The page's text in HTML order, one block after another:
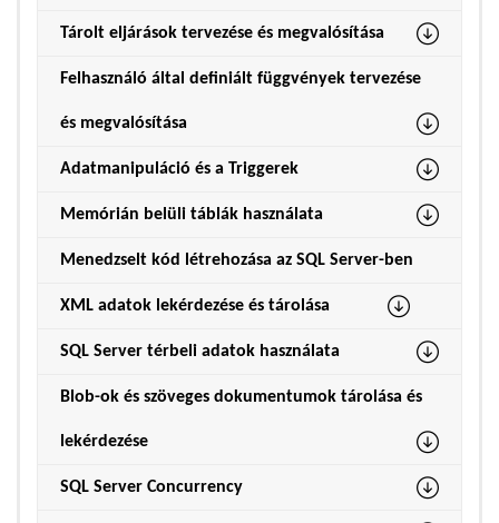
Tárolt eljárások tervezése és megvalósítása
Felhasználó által definiált függvények tervezése
és megvalósítása
Adatmanipuláció és a Triggerek
Memórián belüli táblák használata
Menedzselt kód létrehozása az SQL Server-ben
XML adatok lekérdezése és tárolása
SQL Server térbeli adatok használata
Blob-ok és szöveges dokumentumok tárolása és
lekérdezése
SQL Server Concurrency